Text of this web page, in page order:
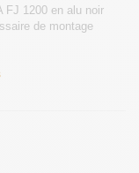
FJ 1200 en alu noir
de montage